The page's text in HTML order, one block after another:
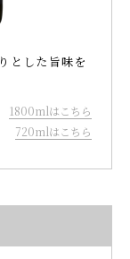
とした旨味を
1800mlはこちら
720mlはこちら